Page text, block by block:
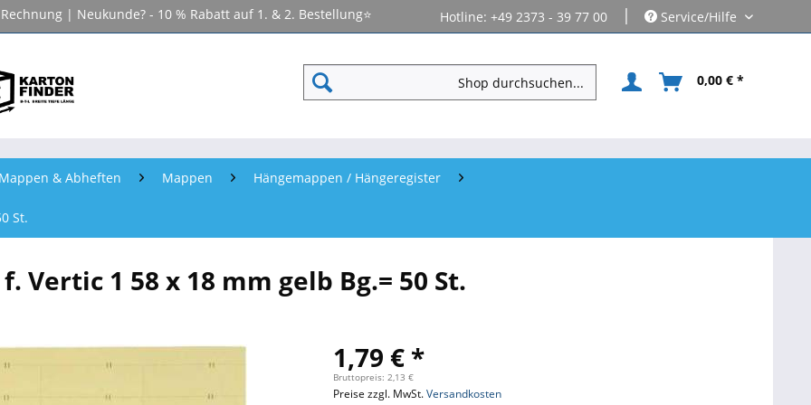
| Neukunde? - 10 % Rabatt auf 1. & 2. Bestellung⭐ Hotline: +49 2373 - 39 77 00 | Service/Hilfe
0,00 € *
& Abheften Mappen Hängemappen / Hängeregister
St.
Vertic 1 58 x 18 mm gelb Bg.= 50 St.
1,79 € *
Bruttopreis: 2,13 €
Preise zzgl. MwSt.Versandkosten